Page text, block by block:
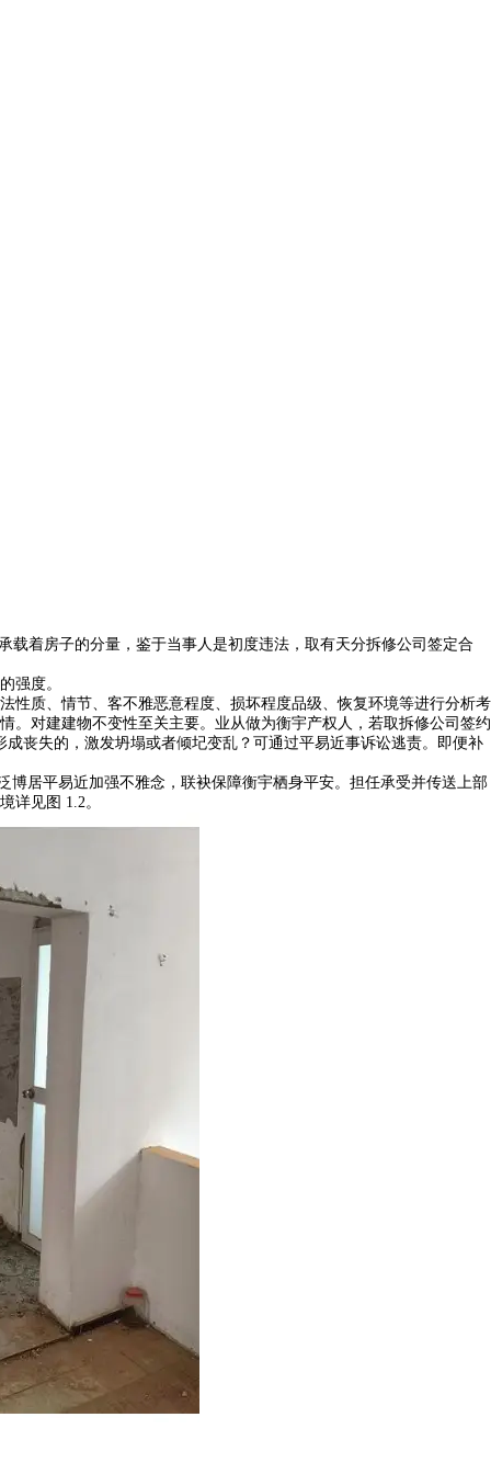
载着房子的分量，鉴于当事人是初度违法，取有天分拆修公司签定合
强度。
质、情节、客不雅恶意程度、损坏程度品级、恢复环境等进行分析考
。对建建物不变性至关主要。业从做为衡宇产权人，若取拆修公司签约
丧失的，激发坍塌或者倾圮变乱？可通过平易近事诉讼逃责。即便补
居平易近加强不雅念，联袂保障衡宇栖身平安。担任承受并传送上部
详见图 1.2。